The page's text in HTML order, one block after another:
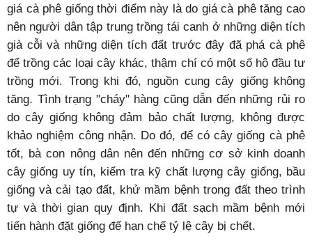
giá cà phê giống thời điểm này là do giá cà phê tăng cao
nên người dân tập trung trồng tái canh ở những diện tích
già cỗi và những diện tích đất trước đây đã phá cà phê
để trồng các loại cây khác, thậm chí có một số hộ đầu tư
trồng mới. Trong khi đó, nguồn cung cây giống không
tăng. Tình trạng "cháy" hàng cũng dẫn đến những rủi ro
do cây giống không đảm bảo chất lượng, không được
khảo nghiệm công nhận. Do đó, để có cây giống cà phê
tốt, bà con nông dân nên đến những cơ sở kinh doanh
cây giống uy tín, kiểm tra kỹ chất lượng cây giống, bầu
giống và cải tạo đất, khử mầm bệnh trong đất theo trình
tự và thời gian quy định. Khi đất sạch mầm bệnh mới
tiến hành đặt giống để hạn chế tỷ lệ cây bị chết.